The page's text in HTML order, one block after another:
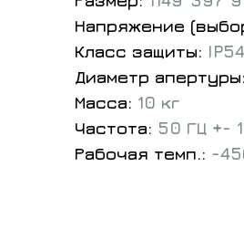
Напряжение
Класс защиты: IP54
Диаметр апертуры:
Масса: 10 кг
Частота: 50 ГЦ +-
Рабочая темп.: -